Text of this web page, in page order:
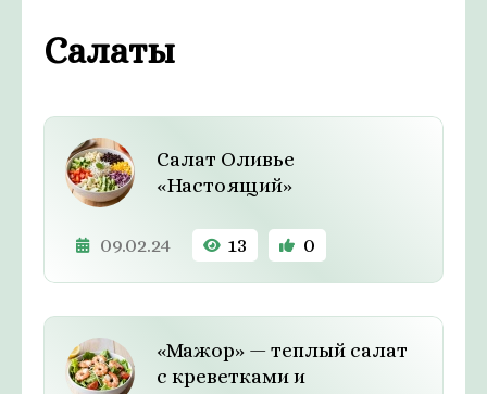
Салаты
Салат Оливье
«Настоящий»
09.02.24 13 0
«Мажор» — теплый салат
с креветками и